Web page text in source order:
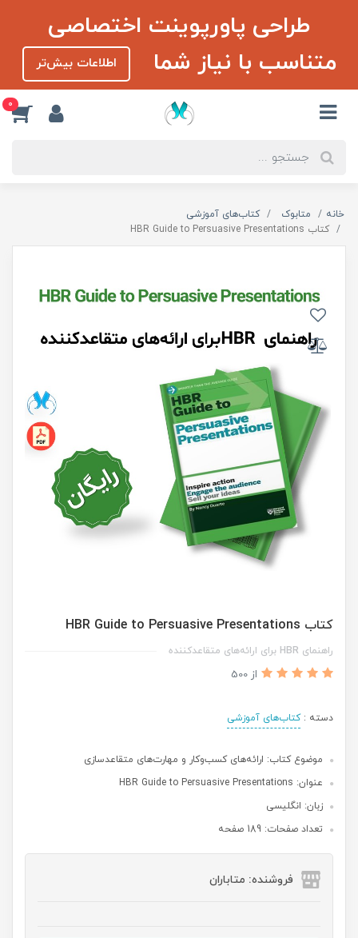
طراحی پاورپوینت اختصاصی
متناسب با نیاز شما
اطلاعات بیش‌تر
0
خانه متابوک
کتاب‌های آموزشی
کتاب HBR Guide to Persuasive Presentations
کتاب HBR Guide to Persuasive Presentations
راهنمای HBR برای ارائه‌های متقاعدکننده
از 500
دسته :کتاب‌های آموزشی
موضوع کتاب: ارائه‌های کسب‌وکار و مهارت‌های متقاعدسازی
عنوان: HBR Guide to Persuasive Presentations
زبان: انگلیسی
تعداد صفحات: 189 صفحه
فروشنده: متاباران